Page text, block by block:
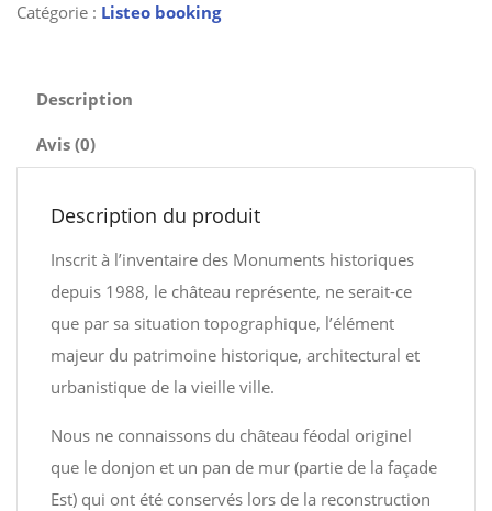
Catégorie : Listeo booking
Description
Avis (0)
Description du produit
Inscrit à l’inventaire des Monuments historiques
depuis 1988, le château représente, ne serait-ce
que par sa situation topographique, l’élément
majeur du patrimoine historique, architectural et
urbanistique de la vieille ville.
Nous ne connaissons du château féodal originel
que le donjon et un pan de mur (partie de la façade
Est) qui ont été conservés lors de la reconstruction